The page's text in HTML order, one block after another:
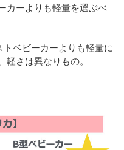
カーよりも軽量を選ぶべ
ベビーカーよりも軽量に
さは異なりもの。